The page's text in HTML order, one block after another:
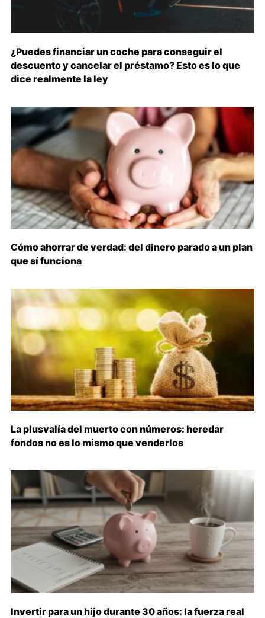
¿Puedes financiar un coche para conseguir el
descuento y cancelar el préstamo? Esto es lo que
dice realmente la ley
Cómo ahorrar de verdad: del dinero parado a un plan
que sí funciona
La plusvalía del muerto con números: heredar
fondos no es lo mismo que venderlos
Invertir para un hijo durante 30 años: la fuerza real